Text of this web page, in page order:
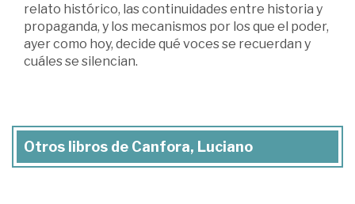
relato histórico, las continuidades entre historia y
propaganda, y los mecanismos por los que el poder,
ayer como hoy, decide qué voces se recuerdan y
cuáles se silencian.
Otros libros de Canfora, Luciano